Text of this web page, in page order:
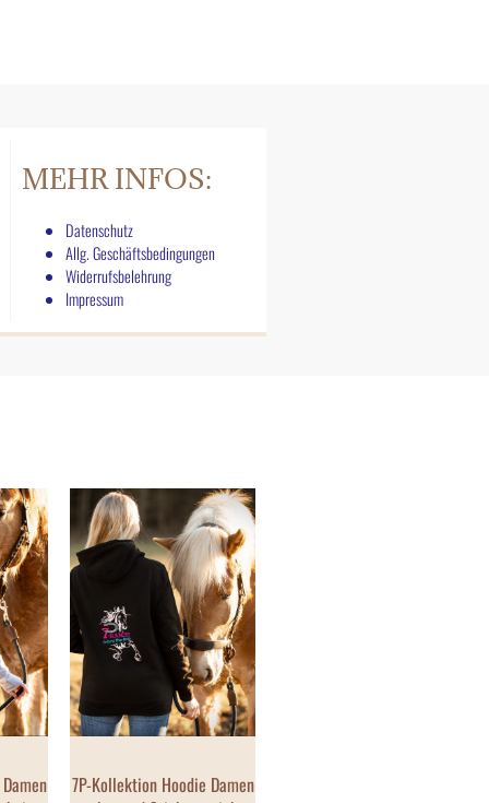
MEHR INFOS:
Datenschutz
Allg. Geschäftsbedingungen
Widerrufsbelehrung
Impressum
7P-Kollektion Hoodie Damen